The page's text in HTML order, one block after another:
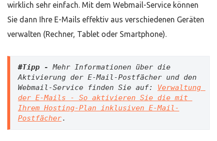
wirklich sehr einfach. Mit dem Webmail-Service können
Sie dann Ihre E-Mails effektiv aus verschiedenen Geräten
verwalten (Rechner, Tablet oder Smartphone).
#Tipp - Mehr Informationen über die
Aktivierung der E-Mail-Postfächer und den
Webmail-Service finden Sie auf: Verwaltung
der E-Mails - So aktivieren Sie die mit
Ihrem Hosting-Plan inklusiven E-Mail-
Postfächer.